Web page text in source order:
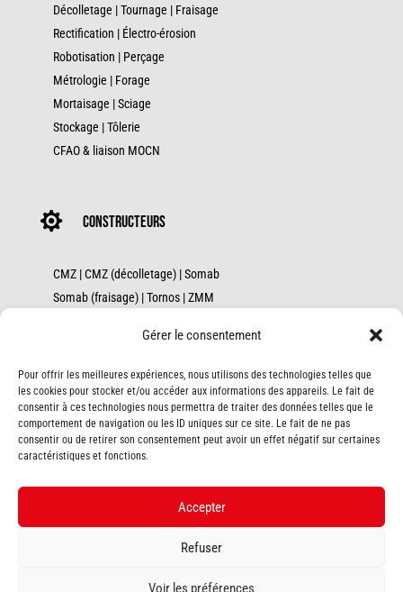
Gérer le consentement
Pour offrir les meilleures expériences, nous utilisons des technologies telles que
les cookies pour stocker et/ou accéder aux informations des appareils. Le fait de
consentir à ces technologies nous permettra de traiter des données telles que le
comportement de navigation ou les ID uniques sur ce site. Le fait de ne pas
consentir ou de retirer son consentement peut avoir un effet négatif sur certaines
caractéristiques et fonctions.
Accepter
Refuser
Voir les préférences
Décolletage |Tournage | Fraisage
Rectification | Électro-érosion
Robotisation | Perçage
Métrologie | Forage
Mortaisage |Sciage
Stockage |Tôlerie
CFAO & liaison MOCN
 constructeurs
CMZ|CMZ (décolletage)|Somab
Somab (fraisage)|Tornos|ZMM
JtekT-Toyoda |Soraluce
Axile
Palmary Fanuc
Kasto (sciage)|Kasto (stockage)
Danobat|GER|Robojob|Wenzel |Fortek
Cincinnati|Alzmetall|Remo
Unitech-Troyan|Infotop
Bretagne | Normandie | Nouvelle Aquitaine | Pays de la Loire